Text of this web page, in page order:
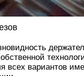
всех вариантов